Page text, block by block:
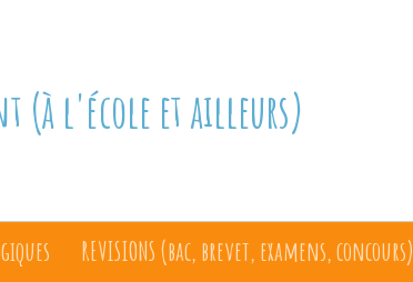
(à l'école et ailleurs)
REVISIONS (bac, brevet, examens, concours)